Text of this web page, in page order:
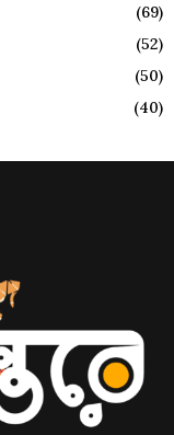
(69)
(52)
(50)
(40)